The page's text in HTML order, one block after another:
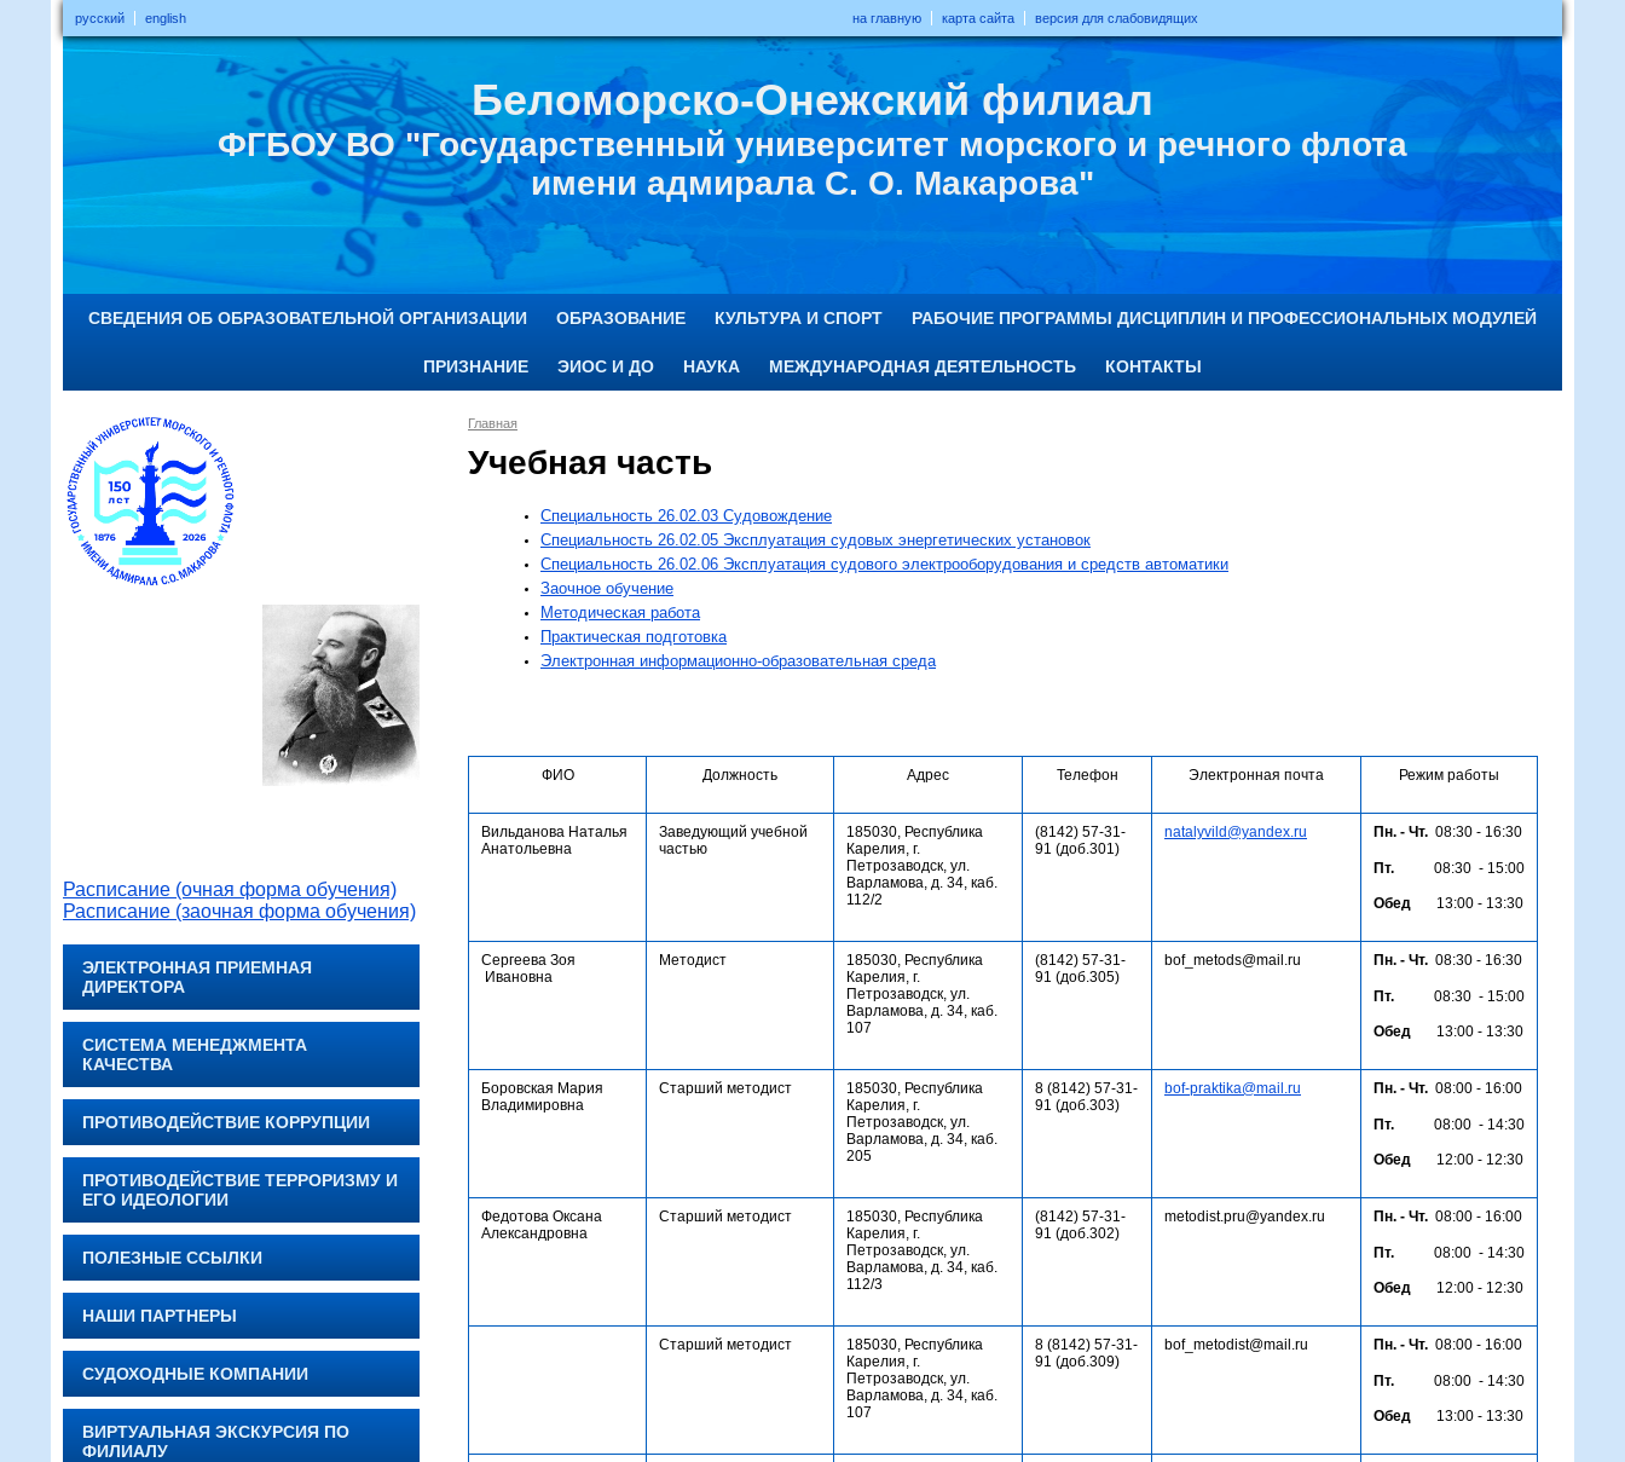
русский english на главную карта сайта версия для слабовидящих
Беломорско-Онежский филиал
ФГБОУ ВО "Государственный университет морского и речного флота
имени адмирала С. О. Макарова"
СВЕДЕНИЯ ОБ ОБРАЗОВАТЕЛЬНОЙ ОРГАНИЗАЦИИ ОБРАЗОВАНИЕ КУЛЬТУРА И СПОРТ РАБОЧИЕ ПРОГРАММЫ ДИСЦИПЛИН И ПРОФЕССИОНАЛЬНЫХ МОДУЛЕЙ
ПРИЗНАНИЕ ЭИОС И ДО НАУКА МЕЖДУНАРОДНАЯ ДЕЯТЕЛЬНОСТЬ КОНТАКТЫ
Расписание (очная форма обучения)
Расписание (заочная форма обучения)
ЭЛЕКТРОННАЯ ПРИЕМНАЯ
ДИРЕКТОРА
СИСТЕМА МЕНЕДЖМЕНТА
КАЧЕСТВА
ПРОТИВОДЕЙСТВИЕ КОРРУПЦИИ
ПРОТИВОДЕЙСТВИЕ ТЕРРОРИЗМУ И
ЕГО ИДЕОЛОГИИ
ПОЛЕЗНЫЕ ССЫЛКИ
НАШИ ПАРТНЕРЫ
СУДОХОДНЫЕ КОМПАНИИ
ВИРТУАЛЬНАЯ ЭКСКУРСИЯ ПО
ФИЛИАЛУ
Главная
Учебная часть
Специальность 26.02.03 Судовождение
Специальность 26.02.05 Эксплуатация судовых энергетических установок
Специальность 26.02.06 Эксплуатация судового электрооборудования и средств автоматики
Заочное обучение
Методическая работа
Практическая подготовка
Электронная информационно-образовательная среда
ФИО Должность Адрес Телефон Электронная почта Режим работы
Вильданова Наталья
Анатольевна
Заведующий учебной
частью
185030, Республика
Карелия, г.
Петрозаводск, ул.
Варламова, д. 34, каб.
112/2
(8142) 57-31-
91 (доб.301)
natalyvild@yandex.ru Пн. - Чт. 08:30 - 16:30
Пт. 08:30 - 15:00
Обед 13:00 - 13:30
Сергеева Зоя
Ивановна
Методист
185030, Республика
Карелия, г.
Петрозаводск, ул.
Варламова, д. 34, каб.
107
(8142) 57-31-
91 (доб.305)
bof_metods@mail.ru Пн. - Чт. 08:30 - 16:30
Пт. 08:30 - 15:00
Обед 13:00 - 13:30
Боровская Мария
Владимировна
Старший методист
185030, Республика
Карелия, г.
Петрозаводск, ул.
Варламова, д. 34, каб.
205
8 (8142) 57-31-
91 (доб.303)
bof-praktika@mail.ru Пн. - Чт. 08:00 - 16:00
Пт. 08:00 - 14:30
Обед 12:00 - 12:30
Федотова Оксана
Александровна
Старший методист
185030, Республика
Карелия, г.
Петрозаводск, ул.
Варламова, д. 34, каб.
112/3
(8142) 57-31-
91 (доб.302)
metodist.pru@yandex.ru Пн. - Чт. 08:00 - 16:00
Пт. 08:00 - 14:30
Обед 12:00 - 12:30
Старший методист
185030, Республика
Карелия, г.
Петрозаводск, ул.
Варламова, д. 34, каб.
107
8 (8142) 57-31-
91 (доб.309)
bof_metodist@mail.ru Пн. - Чт. 08:00 - 16:00
Пт. 08:00 - 14:30
Обед 13:00 - 13:30